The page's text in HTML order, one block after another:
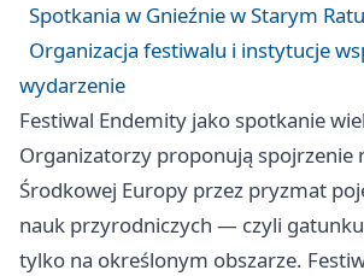
Spotkania w Gnieźnie w Starym
Organizacja festiwalu i instytucje
wydarzenie
Festiwal Endemity jako spotkanie
Organizatorzy proponują spojrzenie
Środkowej Europy przez pryzmat
nauk przyrodniczych — czyli
tylko na określonym obszarze.